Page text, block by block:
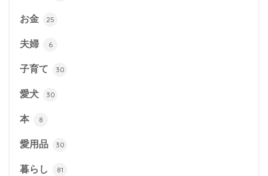
お金 25
夫婦 6
子育て 30
愛犬 30
本 8
愛用品 30
暮らし 81